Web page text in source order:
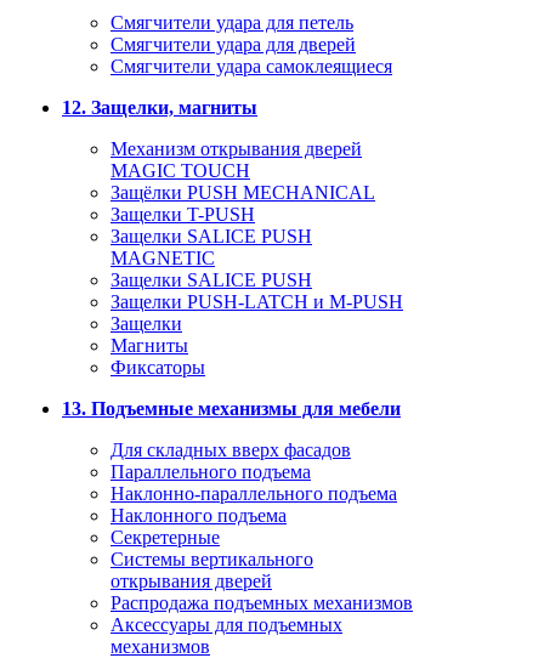
Смягчители удара для петель
Смягчители удара для дверей
Cмягчители удара самоклеящиеся
12. Защелки, магниты
Механизм открывания дверей
MAGIC TOUCH
Защёлки PUSH MECHANICAL
Защелки T-PUSH
Защелки SALICE PUSH
MAGNETIC
Защелки SALICE PUSH
Защелки PUSH-LATCH и M-PUSH
Защелки
Магниты
Фиксаторы
13. Подъемные механизмы для мебели
Для складных вверх фасадов
Параллельного подъема
Наклонно-параллельного подъема
Наклонного подъема
Секретерные
Системы вертикального
открывания дверей
Распродажа подъемных механизмов
Аксессуары для подъемных
механизмов